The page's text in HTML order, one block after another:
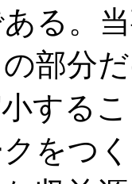
る。
部分
する
をつ